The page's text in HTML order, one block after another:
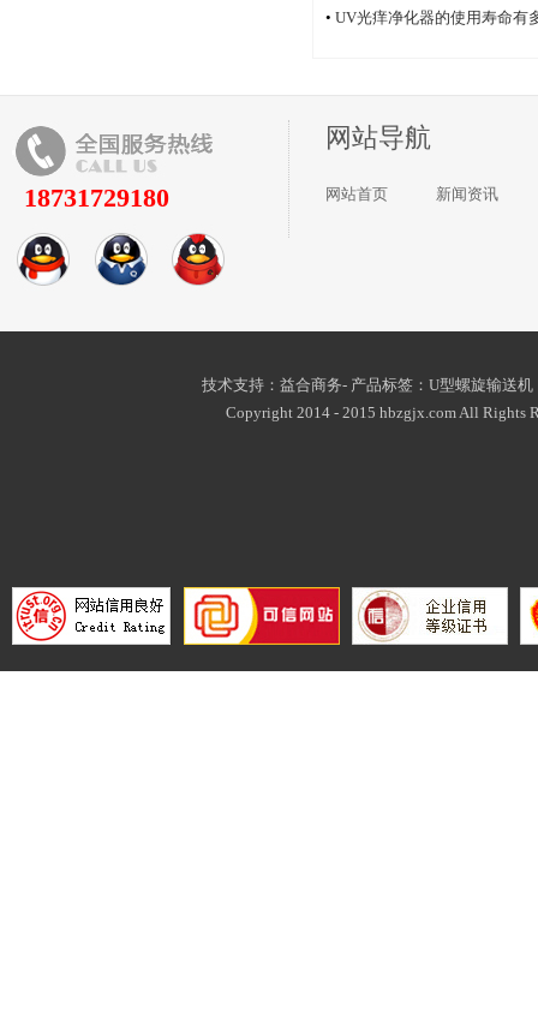
• UV光痒净化器的使用寿命有
18731729180
网站导航
网站首页 新闻资讯
技术支持：益合商务- 产品标签： U型螺旋输送机
Copyright 2014 - 2015 hbzgjx.com All Rights